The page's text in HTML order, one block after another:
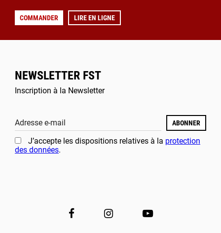
COMMANDER LIRE EN LIGNE
NEWSLETTER FST
Inscription à la Newsletter
Adresse e-mail ABONNER
J’accepte les dispositions relatives à la protection
des données.